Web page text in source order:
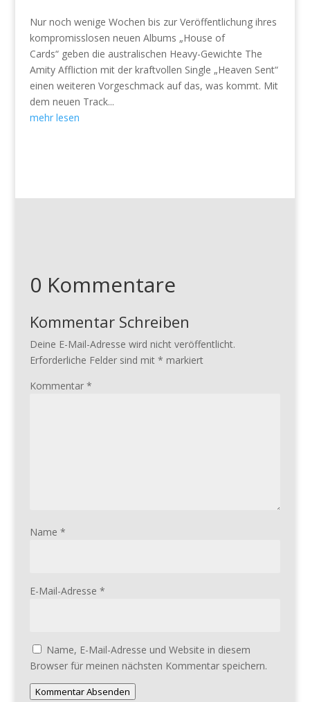
Nur noch wenige Wochen bis zur Veröffentlichung ihres
kompromisslosen neuen Albums „House of
Cards“ geben die australischen Heavy-Gewichte The
Amity Affliction mit der kraftvollen Single „Heaven Sent“
einen weiteren Vorgeschmack auf das, was kommt. Mit
dem neuen Track...
mehr lesen
0 Kommentare
Kommentar Schreiben
Deine E-Mail-Adresse wird nicht veröffentlicht.
Erforderliche Felder sind mit * markiert
Kommentar *
Name *
E-Mail-Adresse *
Name, E-Mail-Adresse und Website in diesem
Browser für meinen nächsten Kommentar speichern.
Kommentar Absenden